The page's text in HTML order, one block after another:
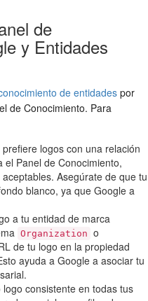
de
y Entidades
de entidadespor
de Conocimiento. Para
logos con una relación
Panel de Conocimiento,
Asegúrate de que tu
blanco, ya que Google a
a tu entidad de marca
Organization o
de tu logo en la propiedad
ayuda a Google a asociar tu
logo consistente en todas tus